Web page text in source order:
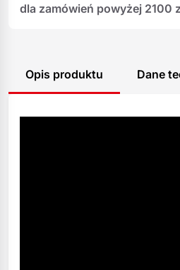
dla zamówień powyżej 2100
Opis produktu Dane